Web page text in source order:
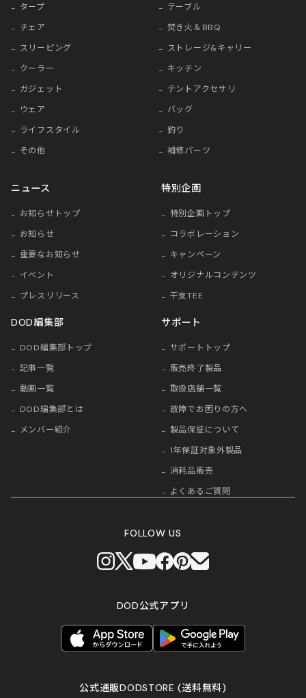
タープ
テーブル
チェア
焚き火＆BBQ
スリーピング
ストレージ&キャリー
クーラー
キッチン
ガジェット
テントアクセサリ
ウェア
バッグ
ライフスタイル
釣り
その他
補修パーツ
ニュース
お知らせトップ
お知らせ
重要なお知らせ
イベント
プレスリリース
特別企画
特別企画トップ
コラボレーション
キャンペーン
オリジナルコンテンツ
干支TEE
DOD編集部
DOD編集部トップ
記事一覧
動画一覧
DOD編集部とは
メンバー紹介
サポート
サポートトップ
販売終了製品
取扱店舗一覧
故障でお困りの方へ
製品保証について
1年保証対象外製品
消耗品販売
よくあるご質問
FOLLOW US
DOD公式アプリ
公式通販DODSTORE(送料無料)